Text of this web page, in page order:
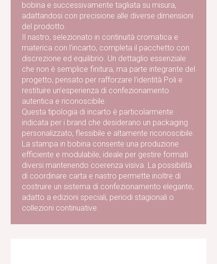
bobina e successivamente tagliata su misura,
adattandosi con precisione alle diverse dimensioni
del prodotto.
Il nastro, selezionato in continuità cromatica e
materica con l’incarto, completa il pacchetto con
discrezione ed equilibrio. Un dettaglio essenziale
che non è semplice finitura, ma parte integrante del
progetto, pensato per rafforzare l’identità Poli e
restituire un’esperienza di confezionamento
autentica e riconoscibile.
Questa tipologia di incarto è particolarmente
indicata per i brand che desiderano un packaging
personalizzato, flessibile e altamente riconoscibile.
La stampa in bobina consente una produzione
efficiente e modulabile, ideale per gestire formati
diversi mantenendo coerenza visiva. La possibilità
di coordinare carta e nastro permette inoltre di
costruire un sistema di confezionamento elegante,
adatto a edizioni speciali, periodi stagionali o
collezioni continuative.